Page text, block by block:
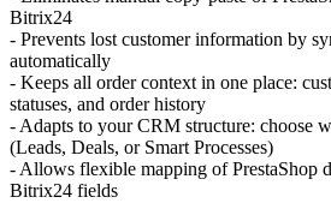
Bitrix24
- Prevents lost customer information by
automatically
- Keeps all order context in one place:
statuses, and order history
- Adapts to your CRM structure: choose
(Leads, Deals, or Smart Processes)
- Allows flexible mapping of PrestaShop
Bitrix24 fields